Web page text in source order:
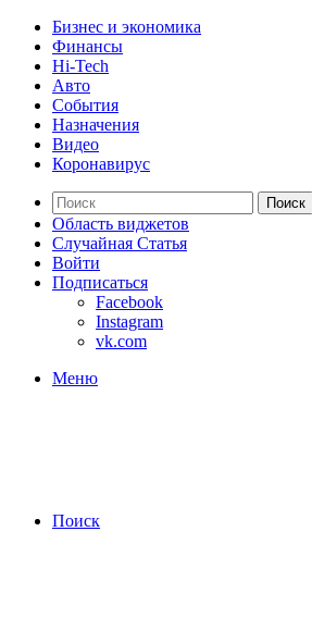
Бизнес и экономика
Финансы
Hi-Tech
Авто
События
Назначения
Видео
Коронавирус
Поиск
Область виджетов
Случайная Статья
Войти
Подписаться
Facebook
Instagram
vk.com
Меню
Поиск